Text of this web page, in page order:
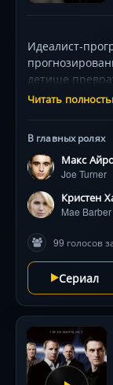
Идеалист-
детище
следующий
руководства.
лишь логикой
тенями из
блистательно
вашингтонских
перестрелок и
сливаются в
тисках до
—
Читать
В главных ролях
Макс
Joe Turner
Кристен
Mae Barber
99 голосов
Сериал